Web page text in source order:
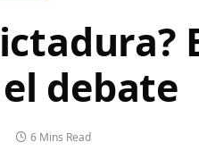
debate
6 Mins Read